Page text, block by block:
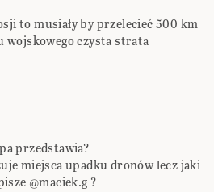
to musiały by przelecieć 500 km
wojskowego czysta strata
przedstawia?
miejsca upadku dronów lecz jaki
@maciek.g ?